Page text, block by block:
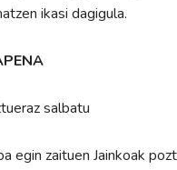
ikasi dagigula.
salbatu
egin zaituen Jainkoak